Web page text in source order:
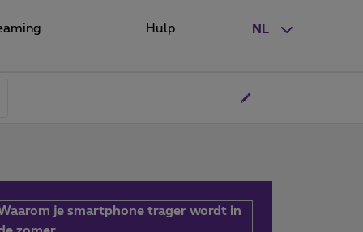
NL
Hulp
je smartphone trager wordt in